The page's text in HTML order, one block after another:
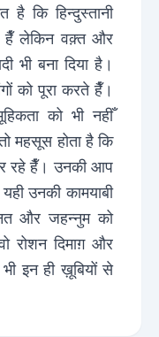
कि हिन्दुस्तानी
हैँ लेकिन वक़्त और
भी बना दिया है।
को पूरा करते हैँ।
को भी नहीँ
महसूस होता है कि
रहे हैँ। उनकी आप
उनकी कामयाबी
और जहन्नुम को
रोशन दिमाग़ और
इन ही ख़ूबियों से